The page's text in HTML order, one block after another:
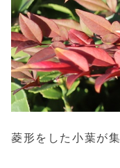
菱形をした小葉が